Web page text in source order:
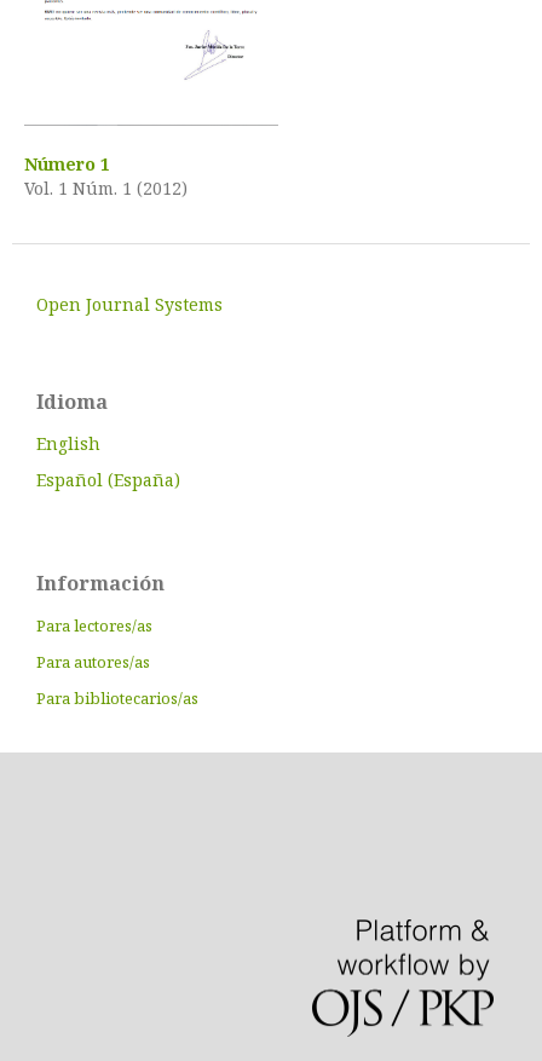
Número 1
Vol. 1 Núm. 1 (2012)
Open Journal Systems
Idioma
English
Español (España)
Información
Para lectores/as
Para autores/as
Para bibliotecarios/as